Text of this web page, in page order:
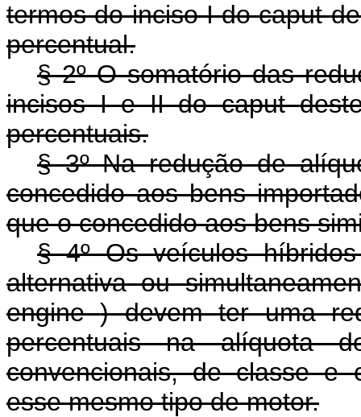
termos do inciso I docaput
percentual.
§ 2º O somatório das
incisos I e II docaput
percentuais.
§ 3º Na redução de
concedido aos bens
que o concedido aos bens
§ 4º Os veículos
alternativa ou
engine) devem ter uma
percentuais na alíquota
convencionais, de classe e
esse mesmo tipo de motor.